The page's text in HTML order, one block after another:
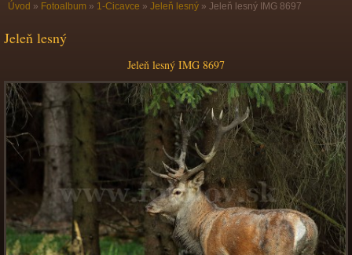
Úvod » Fotoalbum » 1-Cicavce » Jeleň lesný » Jeleň lesný IMG 8697
Jeleň lesný
Jeleň lesný IMG 8697